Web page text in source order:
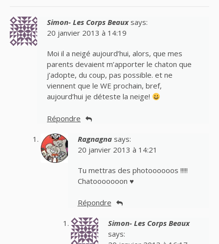
Simon- Les Corps Beaux says:
20 janvier 2013 à 14:19
Moi il a neigé aujourd’hui, alors, que mes
parents devaient m’apporter le chaton que
j’adopte, du coup, pas possible. et ne
viennent que le WE prochain, bref,
aujourd’hui je déteste la neige!
Répondre
Ragnagna says:
20 janvier 2013 à 14:21
Tu mettras des photoooooos !!!!!
Chatooooooon ♥
Répondre
Simon- Les Corps Beaux
says: